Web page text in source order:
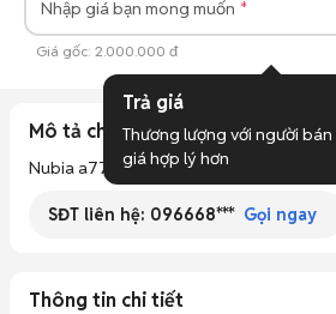
Nhập giá bạn mong muốn
Giá gốc: 2.000.000 đ
Mô tả chi tiết
Nubia a77 ram12/128 zin hãng NFC
SĐT liên hệ: 096668*** Gọi ngay
Thông tin chi tiết
Trả giá
Thương lượng với người bán
giá hợp lý hơn